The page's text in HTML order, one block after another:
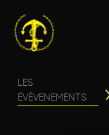
LES
ÉVÈVENEMENTS